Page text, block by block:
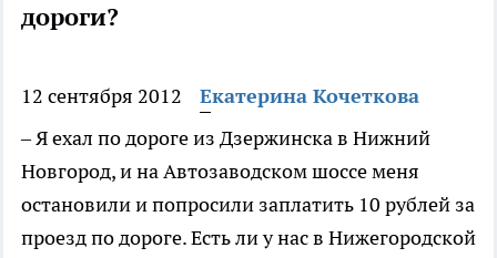
дороги?
12 сентября 2012
Екатерина Кочеткова
– Я ехал по дороге из Дзержинска в Нижний
Новгород, и на Автозаводском шоссе меня
остановили и попросили заплатить 10 рублей за
проезд по дороге. Есть ли у нас в Нижегородской